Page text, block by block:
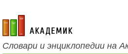
academic.ru
Словари и энциклопедии на